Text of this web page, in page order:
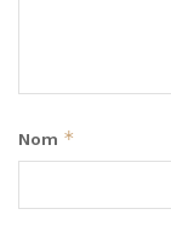
Nom *